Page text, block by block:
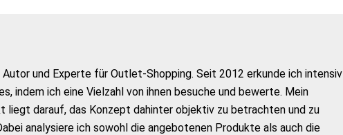
Autor und Experte für Outlet-Shopping. Seit 2012 erkunde ich intensiv
indem ich eine Vielzahl von ihnen besuche und bewerte. Mein
liegt darauf, das Konzept dahinter objektiv zu betrachten und zu
analysiere ich sowohl die angebotenen Produkte als auch die